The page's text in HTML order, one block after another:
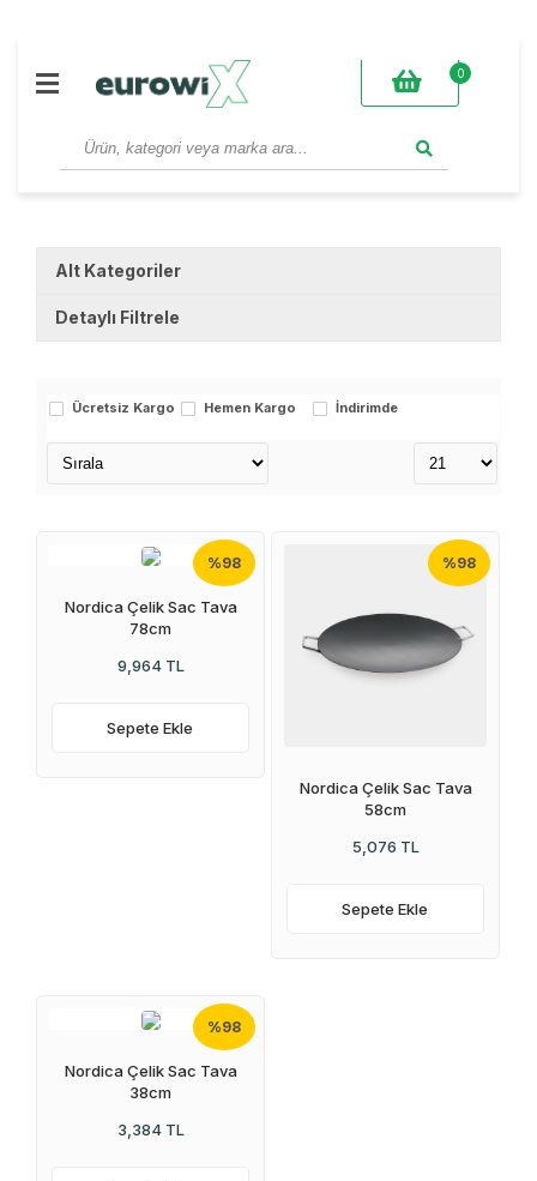
0
Alt Kategoriler
Detaylı Filtrele
eurowi̇x
Stok Durumu
Ücretsiz Kargo Hemen Kargo İndirimde
%98
Nordica Çelik Sac Tava
78cm
9,964 TL
Sepete Ekle
%98
Nordica Çelik Sac Tava
58cm
5,076 TL
Sepete Ekle
%98
Nordica Çelik Sac Tava
38cm
3,384 TL